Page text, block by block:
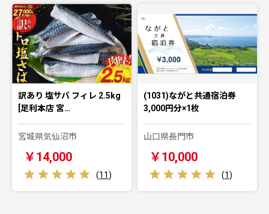
訳あり 塩サバ フィレ 2.5kg
[足利本店 宮…
宮城県気仙沼市
￥14,000
(11)
(1031)ながと共通宿泊券
3,000円分×1枚
山口県長門市
￥10,000
(1)